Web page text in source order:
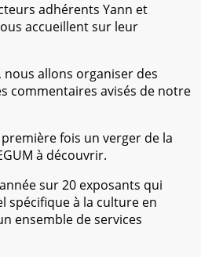
adhérents Yann et
accueillent sur leur
nous allons organiser des
commentaires avisés de notre
fois un verger de la
à découvrir.
sur 20 exposants qui
spécifique à la culture en
ensemble de services